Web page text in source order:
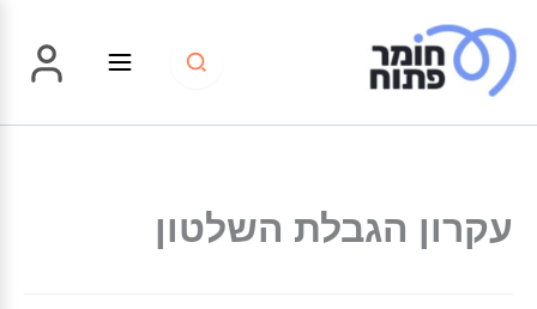
לתוכן
עקרון הגבלת השלטון